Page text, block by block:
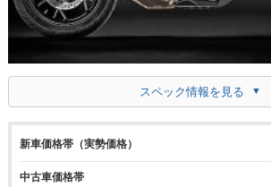
スペック情報を見る
新車価格帯（実勢価格）
中古車価格帯